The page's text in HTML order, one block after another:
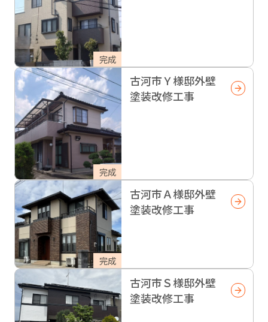
完成
完成
古河市Ｙ様邸外壁
塗装改修工事
完成
古河市Ａ様邸外壁
塗装改修工事
古河市Ｓ様邸外壁
塗装改修工事